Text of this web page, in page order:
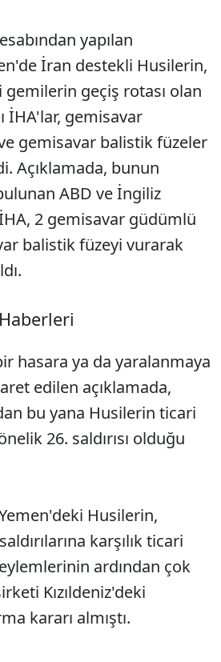
yapılan
İran destekli Husilerin,
gemilerin geçiş rotası olan
İHA'lar, gemisavar
gemisavar balistik füzeler
Açıklamada, bunun
ABD ve İngiliz
2 gemisavar güdümlü
balistik füzeyi vurarak
hasara ya da yaralanmaya
edilen açıklamada,
bu yana Husilerin ticari
26. saldırısı olduğu
Husilerin,
karşılık ticari
ardından çok
Kızıldeniz'deki
kararı almıştı.